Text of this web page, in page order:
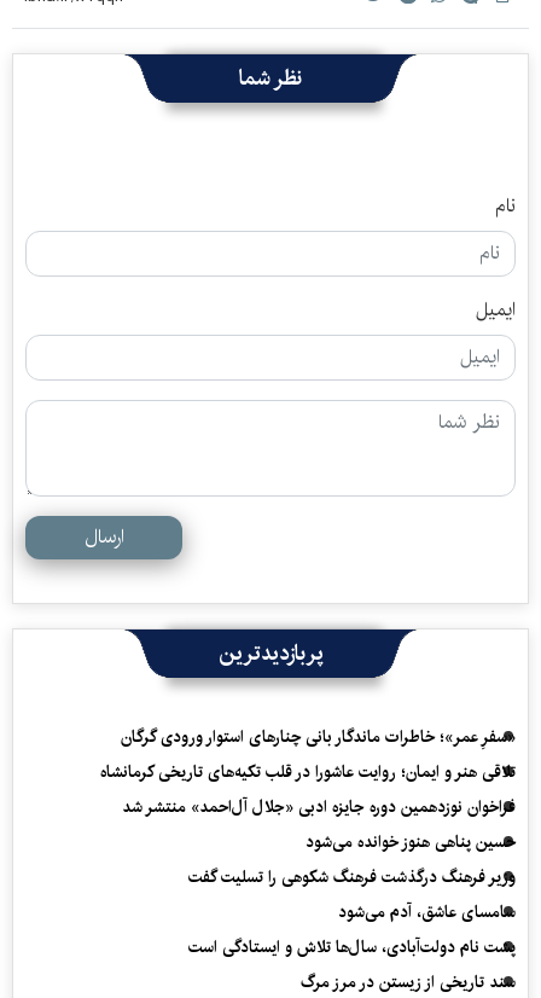
نظر شما
نام
ایمیل
ارسال
پربازدیدترین
«سفرِ عمر»؛ خاطرات ماندگار بانی چنارهای استوار ورودی گرگان
تلاقی هنر و ایمان؛ روایت عاشورا در قلب تکیه‌های تاریخی کرمانشاه
فراخوان نوزدهمین دوره جایزه ادبی «جلال آل‌احمد» منتشر شد
حسین پناهی هنوز خوانده می‌شود
وزیر فرهنگ درگذشت فرهنگ شکوهی را تسلیت گفت
سامسای عاشق، آدم می‌شود
پشت نام دولت‌آبادی، سال‌ها تلاش و ایستادگی است
سند تاریخی از زیستن در مرز مرگ